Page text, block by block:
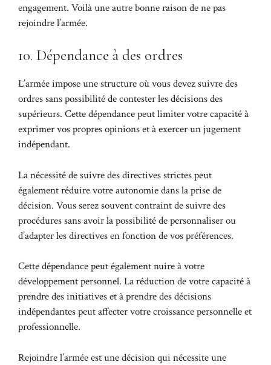
engagement. Voilà une autre bonne raison de ne pas
rejoindre l’armée.
10. Dépendance à des ordres
L’armée impose une structure où vous devez suivre des
ordres sans possibilité de contester les décisions des
supérieurs. Cette dépendance peut limiter votre capacité à
exprimer vos propres opinions et à exercer un jugement
indépendant.
La nécessité de suivre des directives strictes peut
également réduire votre autonomie dans la prise de
décision. Vous serez souvent contraint de suivre des
procédures sans avoir la possibilité de personnaliser ou
d’adapter les directives en fonction de vos préférences.
Cette dépendance peut également nuire à votre
développement personnel. La réduction de votre capacité à
prendre des initiatives et à prendre des décisions
indépendantes peut affecter votre croissance personnelle et
professionnelle.
Rejoindre l’armée est une décision qui nécessite une